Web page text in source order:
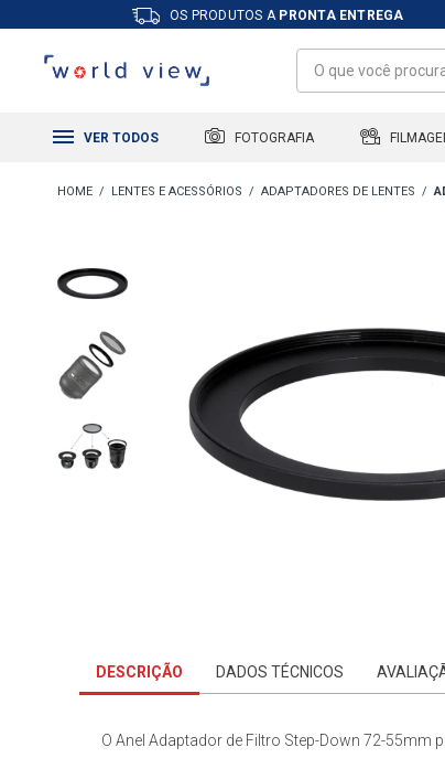
OS PRODUTOS A PRONTA ENTREGA
VER TODOS FOTOGRAFIA
LENTES E ACESSÓRIOS ADAPTADORES DE LENTES
DESCRIÇÃO DADOS TÉCNICOS
O Anel Adaptador de Filtro Step-Down 72-55mm